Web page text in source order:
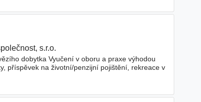
s.r.o.
dobytka Vyučení v oboru a praxe výhodou
příspěvek na životní/penzijní pojištění, rekreace v